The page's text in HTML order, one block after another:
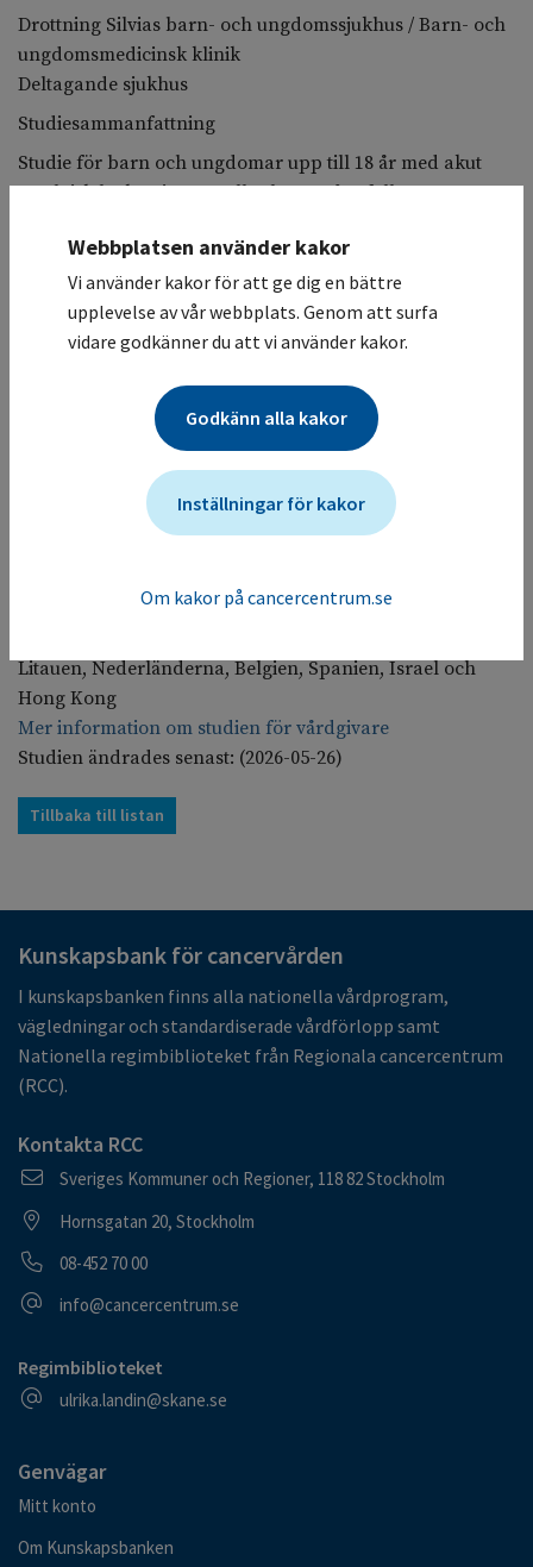
Drottning Silvias barn- och ungdomssjukhus / Barn- och
ungdomsmedicinsk klinik
Deltagande sjukhus
Studiesammanfattning
Studie för barn och ungdomar upp till 18 år med akut
myeloisk leukemi, AML, eller har ett återfall av AML upp
Inför HSCT ges en cytostatikabehandling,
konditionering, som slår ut benmärgensproduktion av
blodceller och tar bort eventuella kvarvarande
leukemiceller. Målet med studien är att jämföra två olika
biverkningar. Detta sker genom lottning, randomisering.
Dessutom så ingår det en observationsdel där barn och
uppfyller inklusionskriterierna för lottningen kan ingå. I
studien registreras behandling och biverkningar i
deras livskvalitet är under och efter HSCT. Andra
Litauen, Nederländerna, Belgien, Spanien, Israel och
Hong Kong
Mer information om studien för vårdgivare
Studien ändrades senast: (2026-05-26)
Tillbaka till listan
Webbplatsen använder kakor
Vi använder kakor för att ge dig en bättre
upplevelse av vår webbplats. Genom att surfa
vidare godkänner du att vi använder kakor.
Godkänn alla kakor
Inställningar för kakor
Om kakor på cancercentrum.se
Kunskapsbank för cancervården
I kunskapsbanken finns alla nationella vårdprogram,
vägledningar och standardiserade vårdförlopp samt
Nationella regimbiblioteket från Regionala cancercentrum
(RCC).
Kontakta RCC
Postadress
Sveriges Kommuner och Regioner, 118 82 Stockholm
Besöksadress
Hornsgatan 20, Stockholm
Telefonnummer
08-452 70 00
E-postadress
info@cancercentrum.se
Regimbiblioteket
E-postadress
ulrika.landin@skane.se
Genvägar
Mitt konto
Om Kunskapsbanken